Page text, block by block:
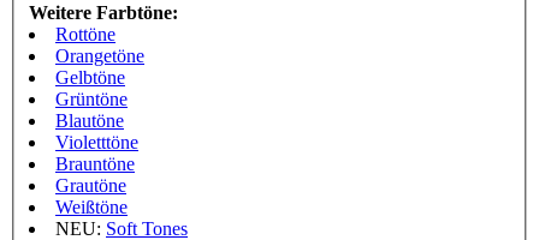
Weitere Farbtöne:
Rottöne
Orangetöne
Gelbtöne
Grüntöne
Blautöne
Violetttöne
Brauntöne
Grautöne
Weißtöne
NEU: Soft Tones